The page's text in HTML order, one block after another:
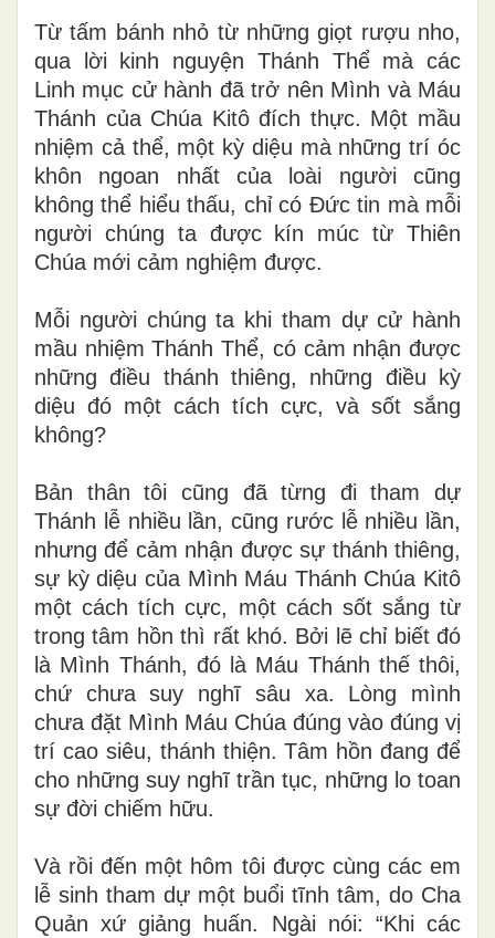
Từ tấm bánh nhỏ từ những giọt rượu nho,
qua lời kinh nguyện Thánh Thể mà các
Linh mục cử hành đã trở nên Mình và Máu
Thánh của Chúa Kitô đích thực. Một mầu
nhiệm cả thể, một kỳ diệu mà những trí óc
khôn ngoan nhất của loài người cũng
không thể hiểu thấu, chỉ có Đức tin mà mỗi
người chúng ta được kín múc từ Thiên
Chúa mới cảm nghiệm được.
Mỗi người chúng ta khi tham dự cử hành
mầu nhiệm Thánh Thể, có cảm nhận được
những điều thánh thiêng, những điều kỳ
diệu đó một cách tích cực, và sốt sắng
không?
Bản thân tôi cũng đã từng đi tham dự
Thánh lễ nhiều lần, cũng rước lễ nhiều lần,
nhưng để cảm nhận được sự thánh thiêng,
sự kỳ diệu của Mình Máu Thánh Chúa Kitô
một cách tích cực, một cách sốt sắng từ
trong tâm hồn thì rất khó. Bởi lẽ chỉ biết đó
là Mình Thánh, đó là Máu Thánh thế thôi,
chứ chưa suy nghĩ sâu xa. Lòng mình
chưa đặt Mình Máu Chúa đúng vào đúng vị
trí cao siêu, thánh thiện. Tâm hồn đang để
cho những suy nghĩ trần tục, những lo toan
sự đời chiếm hữu.
Và rồi đến một hôm tôi được cùng các em
lễ sinh tham dự một buổi tĩnh tâm, do Cha
Quản xứ giảng huấn. Ngài nói: “Khi các